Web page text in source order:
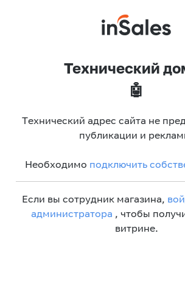
Технический
🤖
Технический адрес сайта не
публикации и
Необходимо подключить
Если вы сотрудник магазина,
администратора , чтобы
витрине.